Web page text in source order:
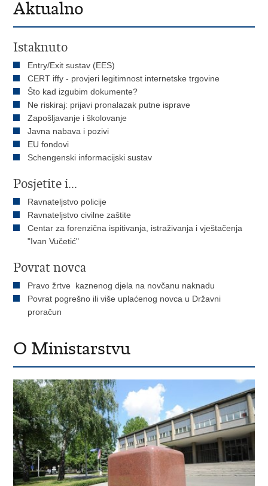
Aktualno
Istaknuto
Entry/Exit sustav (EES)
CERT iffy - provjeri legitimnost internetske trgovine
Što kad izgubim dokumente?
Ne riskiraj: prijavi pronalazak putne isprave
Zapošljavanje i školovanje
Javna nabava i pozivi
EU fondovi
Schengenski informacijski sustav
Posjetite i...
Ravnateljstvo policije
Ravnateljstvo civilne zaštite
Centar za forenzična ispitivanja, istraživanja i vještačenja
"Ivan Vučetić"
Povrat novca
Pravo žrtve kaznenog djela na novčanu naknadu
Povrat pogrešno ili više uplaćenog novca u Državni
proračun
O Ministarstvu